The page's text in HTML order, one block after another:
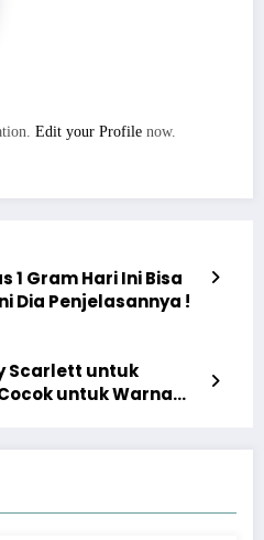
Edit your Profile now.
1 Gram Hari Ini Bisa
Dia Penjelasannya !
Scarlett untuk
untuk Warna